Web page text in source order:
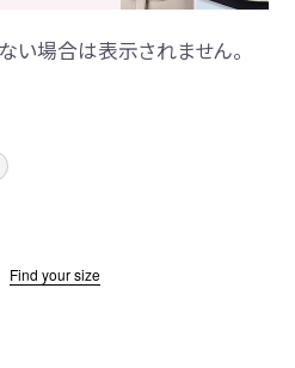
い場合は表示されません。
Find your size